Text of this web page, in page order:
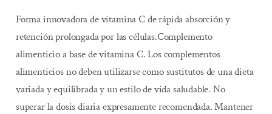
Forma innovadora de vitamina C de rápida absorción y
retención prolongada por las células.Complemento
alimenticio a base de vitamina C. Los complementos
alimenticios no deben utilizarse como sustitutos de una dieta
variada y equilibrada y un estilo de vida saludable. No
superar la dosis diaria expresamente recomendada. Mantener